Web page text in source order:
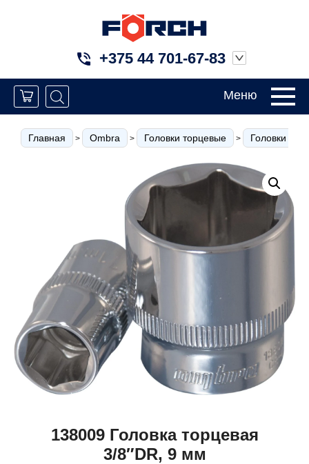
+375 44 701-67-83
Меню
Главная > Ombra > Головки торцевые > Головки
138009 Головка торцевая
3/8″DR, 9 мм